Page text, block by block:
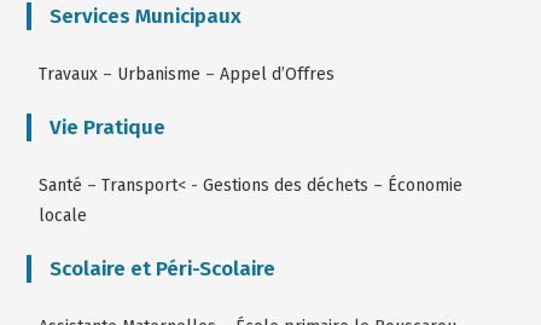
Services Municipaux
Travaux – Urbanisme –Appel d’Offres
Vie Pratique
Santé –Transport< -Gestions des déchets – Économie
locale
Scolaire et Péri-Scolaire